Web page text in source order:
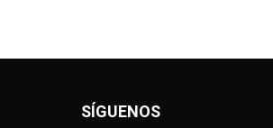
SÍGUENOS